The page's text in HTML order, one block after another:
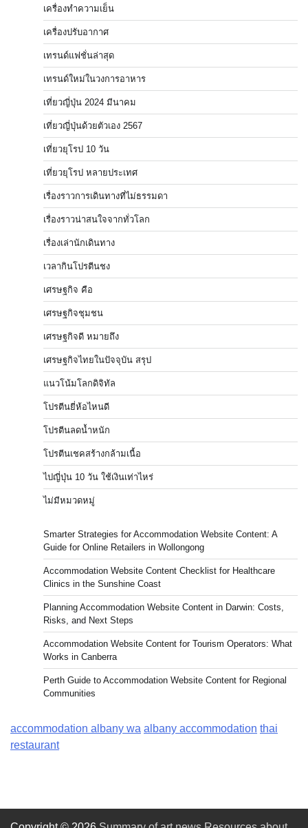
เครื่องทำความเย็น
เครื่องปรับอากาศ
เทรนด์แฟชั่นล่าสุด
เทรนด์ใหม่ในวงการอาหาร
เที่ยวญี่ปุ่น 2024 มีนาคม
เที่ยวญี่ปุ่นด้วยตัวเอง 2567
เที่ยวยุโรป 10 วัน
เที่ยวยุโรป หลายประเทศ
เรื่องราวการเดินทางที่ไม่ธรรมดา
เรื่องราวน่าสนใจจากทั่วโลก
เรื่องเล่านักเดินทาง
เวลากินโปรตีนชง
เศรษฐกิจ คือ
เศรษฐกิจชุมชน
เศรษฐกิจดี หมายถึง
เศรษฐกิจไทยในปัจจุบัน สรุป
แนวโน้มโลกดิจิทัล
โปรตีนยี่ห้อไหนดี
โปรตีนลดน้ำหนัก
โปรตีนเชคสร้างกล้ามเนื้อ
ไปญี่ปุ่น 10 วัน ใช้เงินเท่าไหร่
ไม่มีหมวดหมู่
Smarter Strategies for Accommodation Website Content: A
Guide for Online Retailers in Wollongong
Accommodation Website Content Checklist for Healthcare
Clinics in the Sunshine Coast
Planning Accommodation Website Content in Darwin: Costs,
Risks, and Next Steps
Accommodation Website Content for Tourism Operators: What
Works in Canberra
Perth Guide to Accommodation Website Content for Regional
Communities
accommodation albany wa albany accommodation thai
restaurant